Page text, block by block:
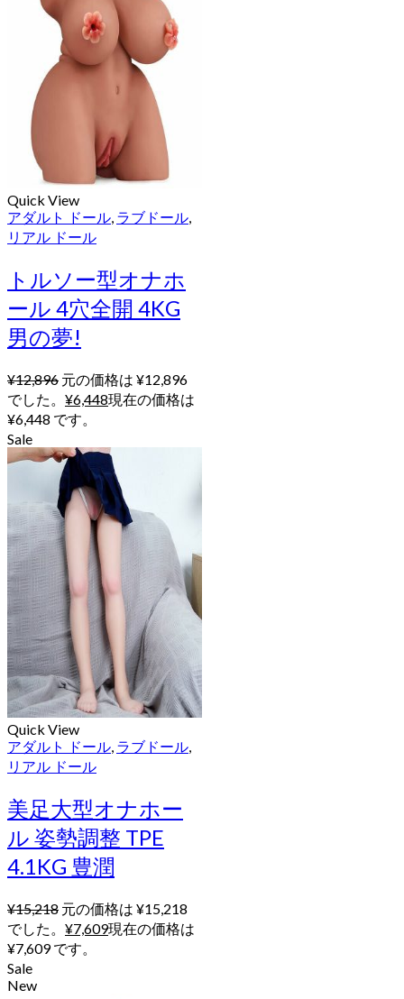
Quick View
アダルト ドール, ラブドール,
リアル ドール
トルソー型オナホ
ール 4穴全開 4KG
男の夢!
¥12,896 元の価格は ¥12,896
でした。 ¥6,448現在の価格は
¥6,448 です。
Sale
Quick View
アダルト ドール, ラブドール,
リアル ドール
美足大型オナホー
ル 姿勢調整 TPE
4.1KG 豊潤
¥15,218 元の価格は ¥15,218
でした。 ¥7,609現在の価格は
¥7,609 です。
Sale
New